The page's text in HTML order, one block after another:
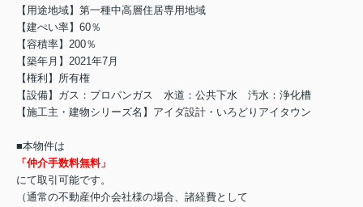
【用途地域】第一種中高層住居専用地域
【建ぺい率】60％
【容積率】200％
【築年月】2021年7月
【権利】所有権
【設備】ガス：プロパンガス 水道：公共下水 汚水：浄化槽
【施工主・建物シリーズ名】アイダ設計・いろどりアイタウン
■本物件は
「仲介手数料無料」
にて取引可能です。
（通常の不動産仲介会社様の場合、諸経費として